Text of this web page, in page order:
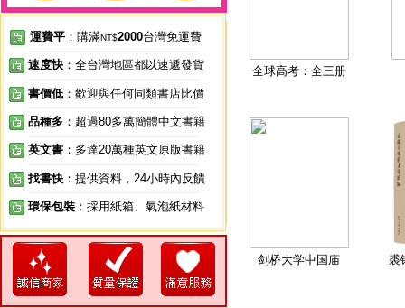
運費平 ：購滿NT$2000台灣免運費
速度快 ：全台灣地區都以速遞發貨
書價低 ：歡迎與任何同類書店比價
品種多 ：超過80多萬簡體中文書籍
英文書 ：多達20萬種英文原版書籍
找書快 ：提供資料，24小時內反饋
環保包裝 ：採用紙箱、氣泡紙材料
全球高考：全三册
剑桥大学中国庙 裘